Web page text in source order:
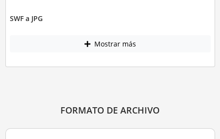
SWF a JPG
Mostrar más
FORMATO DE ARCHIVO